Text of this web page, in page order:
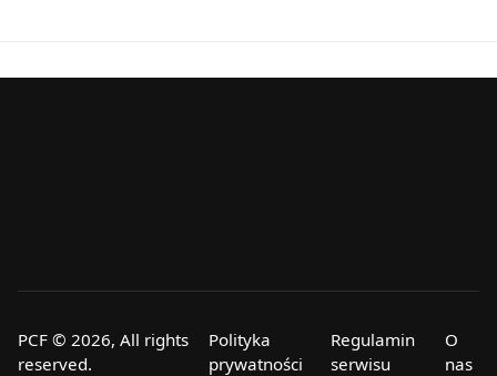
PCF © 2026, All rights
reserved.
Polityka
prywatności
Regulamin
serwisu
O
nas